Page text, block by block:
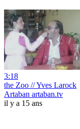
3:18
the Zoo // Yves Larock
Artaban artaban.tv
il y a 15 ans